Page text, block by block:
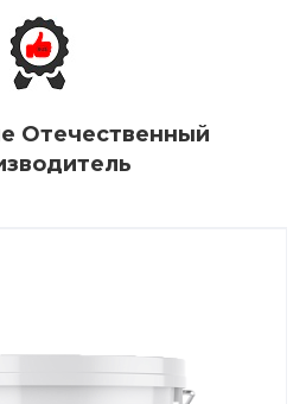
Отечественный